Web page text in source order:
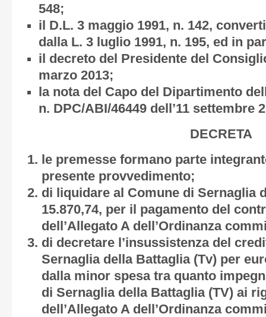
548;
il D.L. 3 maggio 1991, n. 142,
dalla L. 3 luglio 1991, n. 195, ed in
il decreto del Presidente del
marzo 2013;
la nota del Capo del Dipartimento
n. DPC/ABI/46449 dell’11 settembre
DECRETA
le premesse formano parte
presente provvedimento;
di liquidare al Comune di Sernaglia
15.870,74, per il pagamento del
dell’Allegato A dell’Ordinanza
di decretare l’insussistenza del
Sernaglia della Battaglia (Tv) per
dalla minor spesa tra quanto
di Sernaglia della Battaglia (TV) ai
dell’Allegato A dell’Ordinanza